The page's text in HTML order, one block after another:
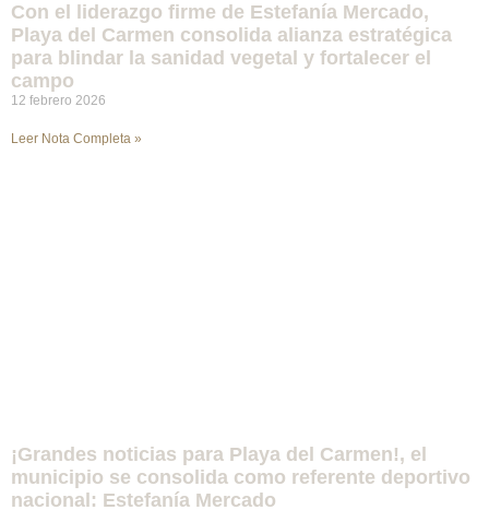
Con el liderazgo firme de Estefanía Mercado,
Playa del Carmen consolida alianza estratégica
para blindar la sanidad vegetal y fortalecer el
campo
12 febrero 2026
Leer Nota Completa »
¡Grandes noticias para Playa del Carmen!, el
municipio se consolida como referente deportivo
nacional: Estefanía Mercado